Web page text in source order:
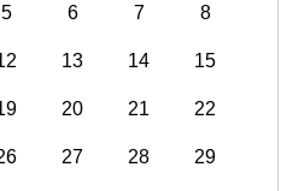
5 6 7 8
13 14 15
20 21 22
27 28 29